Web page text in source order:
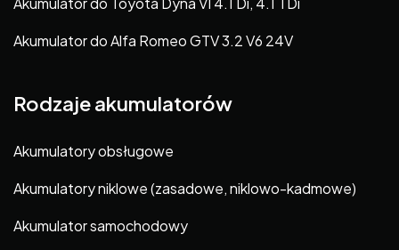
Akumulator do Alfa Romeo GTV 3.2 V6 24V
Rodzaje akumulatorów
Akumulatory obsługowe
Akumulatory niklowe (zasadowe, niklowo-kadmowe)
Akumulator samochodowy